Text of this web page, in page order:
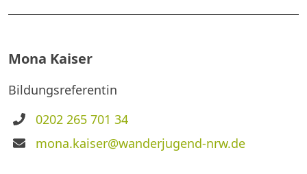
Mona Kaiser
Bildungsreferentin
Telefon
0202 265 701 34
E-
mona.kaiser@wanderjugend-nrw.de